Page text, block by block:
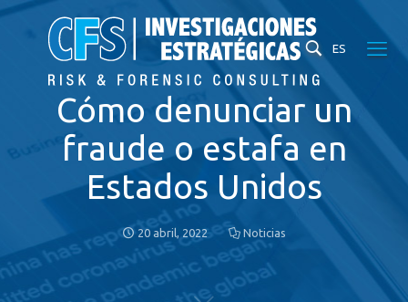
ES
Cómo denunciar un
fraude o estafa en
Estados Unidos
20 abril, 2022 Noticias